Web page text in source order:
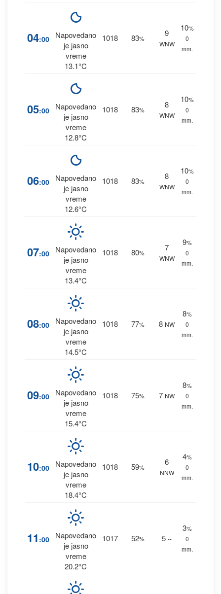
04:00
Napovedano
je jasno
vreme
13.1°C
1018 83%
9
WNW
10%
0
mm.
05:00
Napovedano
je jasno
vreme
12.8°C
1018 83%
8
WNW
10%
0
mm.
06:00
Napovedano
je jasno
vreme
12.6°C
1018 83%
8
WNW
10%
0
mm.
07:00
Napovedano
je jasno
vreme
13.4°C
1018 80%
7
WNW
9%
0
mm.
08:00
Napovedano
je jasno
vreme
14.5°C
1018 77% 8 NW
8%
0
mm.
09:00
Napovedano
je jasno
vreme
15.4°C
1018 75% 7 NW
8%
0
mm.
10:00
Napovedano
je jasno
vreme
18.4°C
1018 59%
6
NNW
4%
0
mm.
11 :00
Napovedano
je jasno
vreme
20.2°C
1017 52% 5 --
3%
0
mm.